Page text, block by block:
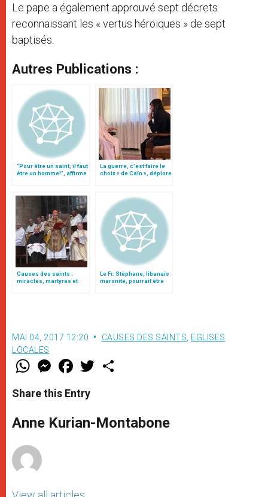
Le pape a également approuvé sept décrets
reconnaissant les « vertus héroïques » de sept
baptisés.
Autres Publications :
"Pour être un saint, il faut
être un homme!", affirme
saint, il faut être un
homme!", affirme le
cardinal Saraiva
MartinsTreize nouveaux
décrets de la
congrégation
La guerre, c’est faire le
choix « de Caïn », déplore
Causes des saints :
miracles, martyres et
Le Fr. Stéphane, libanais
maronite, pourrait être
MAI 04, 2017 12:20 CAUSES DES SAINTS EGLISES
LOCALES
W
t
s
p
p
M
e
s
e
g
e
F
a
e
b
o
k
w
r
Share this Entry
Anne Kurian-Montabone